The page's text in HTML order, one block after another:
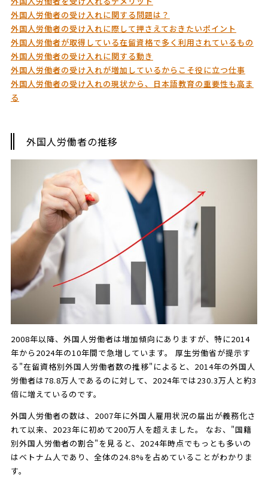
外国人労働者の受け入れに関する問題は？
外国人労働者の受け入れに際して押さえておきたいポイント
外国人労働者が取得している在留資格で多く利用されているもの
外国人労働者の受け入れに関する動き
外国人労働者の受け入れが増加しているからこそ役に立つ仕事
外国人労働者の受け入れの現状から、日本語教育の重要性も高ま
る
外国人労働者の推移
2008年以降、外国人労働者は増加傾向にありますが、特に2014
年から2024年の10年間で急増しています。 厚生労働省が提示す
る"在留資格別外国人労働者数の推移"によると、2014年の外国人
労働者は78.8万人であるのに対して、2024年では230.3万人と約3
倍に増えているのです。
外国人労働者の数は、2007年に外国人雇用状況の届出が義務化さ
れて以来、2023年に初めて200万人を超えました。 なお、"国籍
別外国人労働者の割合"を見ると、2024年時点でもっとも多いの
はベトナム人であり、全体の24.8%を占めていることがわかりま
す。